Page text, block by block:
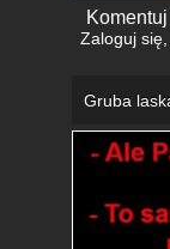
Zaloguj się,
Gruba